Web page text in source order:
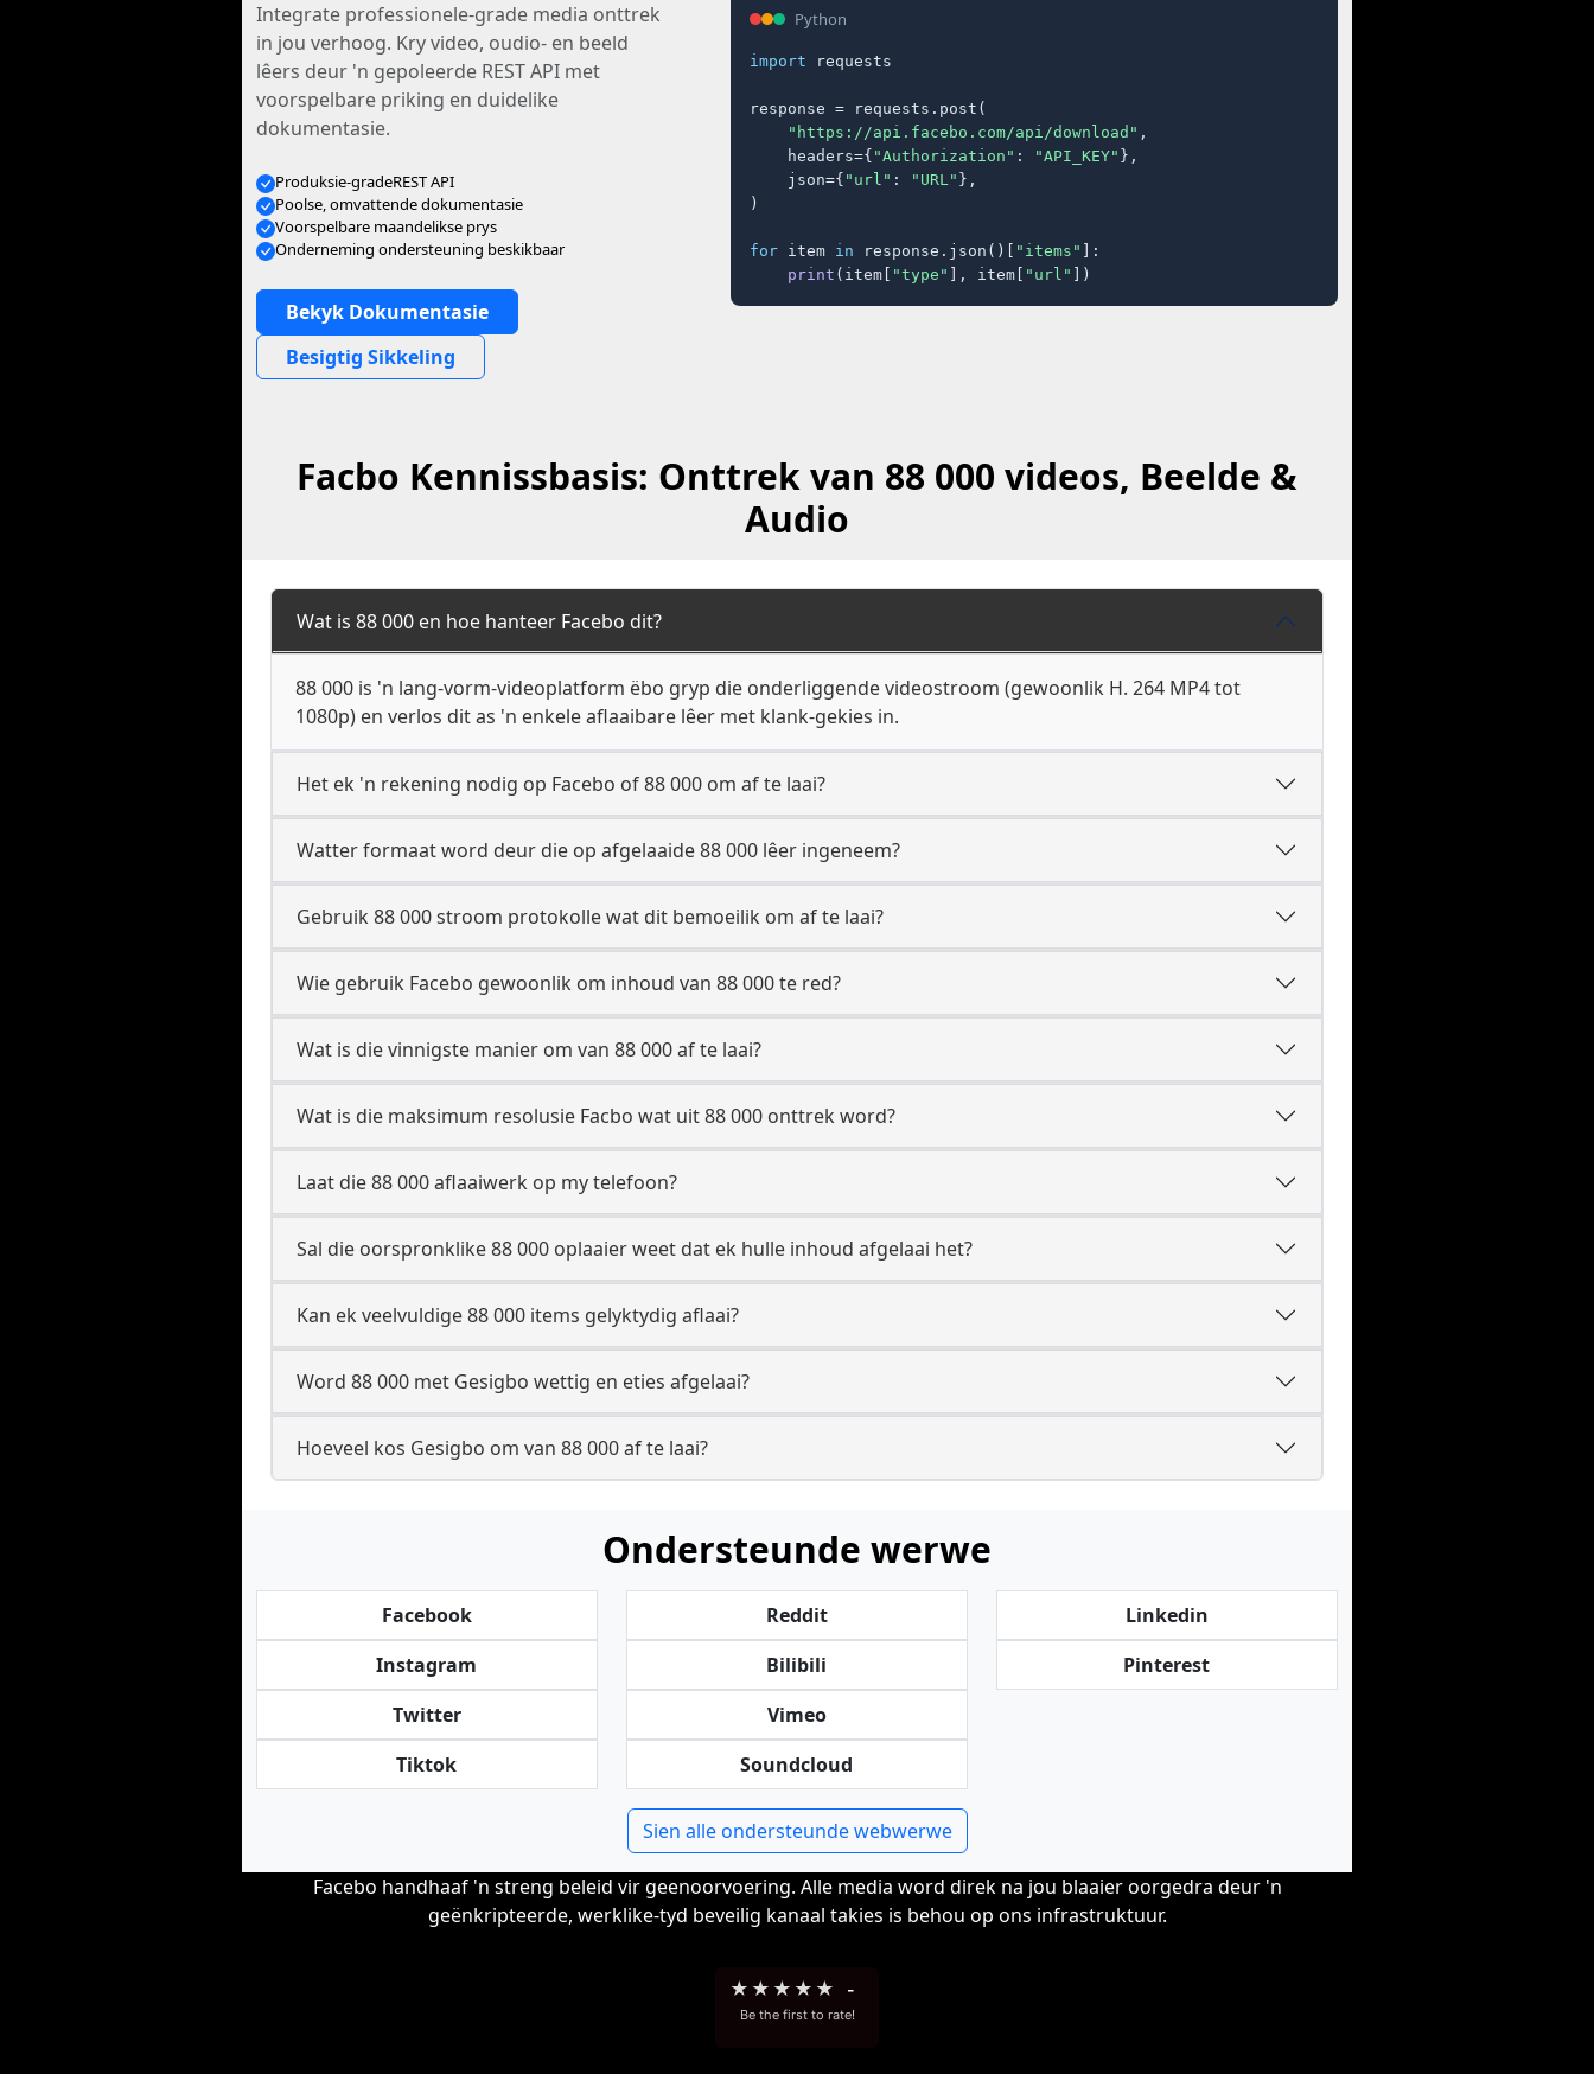
Integrate professionele-grade media onttrek
in jou verhoog. Kry video, oudio- en beeld
lêers deur 'n gepoleerde REST API met
voorspelbare priking en duidelike
dokumentasie.
Produksie-gradeREST API
Poolse, omvattende dokumentasie
Voorspelbare maandelikse prys
Onderneming ondersteuning beskikbaar
Bekyk Dokumentasie
Besigtig Sikkeling
Python
import requests
response = requests.post(
"https://api.facebo.com/api/download" ,
    headers={
"Authorization" : "API_KEY" },
    json={
"url" : "URL" },
)
for item in response.json()[ "items" ]:
print (item[ "type" ], item[ "url" ])
Facbo Kennissbasis: Onttrek van 88 000 videos, Beelde &
Audio
Wat is 88 000 en hoe hanteer Facebo dit?
88 000 is 'n lang-vorm-videoplatform ëbo gryp die onderliggende videostroom (gewoonlik H. 264 MP4 tot
1080p) en verlos dit as 'n enkele aflaaibare lêer met klank-gekies in.
Het ek 'n rekening nodig op Facebo of 88 000 om af te laai?
Watter formaat word deur die op afgelaaide 88 000 lêer ingeneem?
Gebruik 88 000 stroom protokolle wat dit bemoeilik om af te laai?
Wie gebruik Facebo gewoonlik om inhoud van 88 000 te red?
Wat is die vinnigste manier om van 88 000 af te laai?
Wat is die maksimum resolusie Facbo wat uit 88 000 onttrek word?
Laat die 88 000 aflaaiwerk op my telefoon?
Sal die oorspronklike 88 000 oplaaier weet dat ek hulle inhoud afgelaai het?
Kan ek veelvuldige 88 000 items gelyktydig aflaai?
Word 88 000 met Gesigbo wettig en eties afgelaai?
Hoeveel kos Gesigbo om van 88 000 af te laai?
Ondersteunde werwe
Facebook
Instagram
Twitter
Tiktok
Reddit
Bilibili
Vimeo
Soundcloud
Linkedin
Pinterest
Sien alle ondersteunde webwerwe
Facebo handhaaf 'n streng beleid vir geenoorvoering. Alle media word direk na jou blaaier oorgedra deur 'n
geënkripteerde, werklike-tyd beveilig kanaal takies is behou op ons infrastruktuur.
★ ★ ★ ★ ★ -
Be the first to rate!